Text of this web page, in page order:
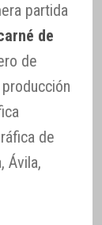
partida
de
de
de
Ávila,